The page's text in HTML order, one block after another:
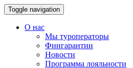
Toggle navigation
О нас
Мы туроператоры
Фингарантии
Новости
Программа лояльности